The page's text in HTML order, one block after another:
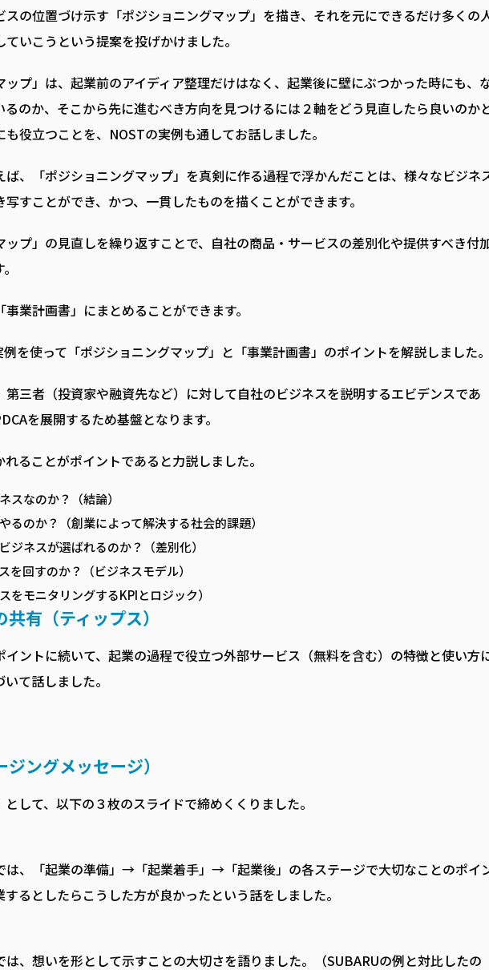
スの位置づけ示す「ポジショニングマップ」を描き、それを元にできるだけ多くの
いこうという提案を投げかけました。
ップ」は、起業前のアイディア整理だけはなく、起業後に壁にぶつかった時にも、
るのか、そこから先に進むべき方向を見つけるには２軸をどう見直したら良いのか
役立つことを、NOSTの実例も通してお話しました。
ば、「ポジショニングマップ」を真剣に作る過程で浮かんだことは、様々なビジネ
すことができ、かつ、一貫したものを描くことができます。
ップ」の見直しを繰り返すことで、自社の商品・サービスの差別化や提供すべき付
業計画書」にまとめることができます。
を使って「ポジショニングマップ」と「事業計画書」のポイントを解説しました
第三者（投資家や融資先など）に対して自社のビジネスを説明するエビデンスであ
を展開するため基盤となります。
ることがポイントであると力説しました。
スなのか？（結論）
るのか？（創業によって解決する社会的課題）
ジネスが選ばれるのか？（差別化）
を回すのか？（ビジネスモデル）
をモニタリングするKPIとロジック）
有（ティップス）
イントに続いて、起業の過程で役立つ外部サービス（無料を含む）の特徴と使い方
て話しました。
ングメッセージ）
して、以下の３枚のスライドで締めくくりました。
は、「起業の準備」→「起業着手」→「起業後」の各ステージで大切なことのポイ
するとしたらこうした方が良かったという話をしました。
は、想いを形として示すことの大切さを語りました。（SUBARUの例と対比したの